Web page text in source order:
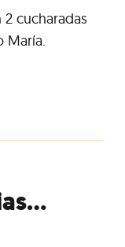
cucharadas
María.